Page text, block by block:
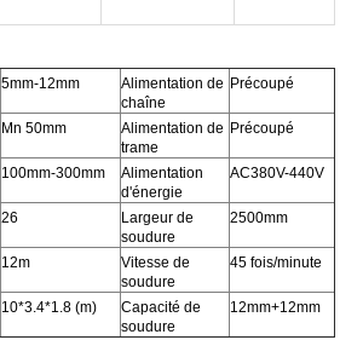
5mm-12mm
Alimentation de
chaîne
Précoupé
Mn 50mm
Alimentation de
trame
Précoupé
100mm-300mm
Alimentation
d'énergie
AC380V-440V
26
Largeur de
soudure
2500mm
12m
Vitesse de
soudure
45 fois/minute
10*3.4*1.8 (m)
Capacité de
soudure
12mm+12mm